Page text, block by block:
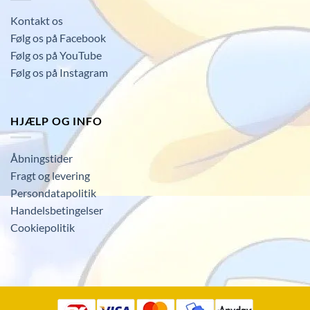
Kontakt os
Følg os på Facebook
Følg os på YouTube
Følg os på Instagram
HJÆLP OG INFO
Åbningstider
Fragt og levering
Persondatapolitik
Handelsbetingelser
Cookiepolitik